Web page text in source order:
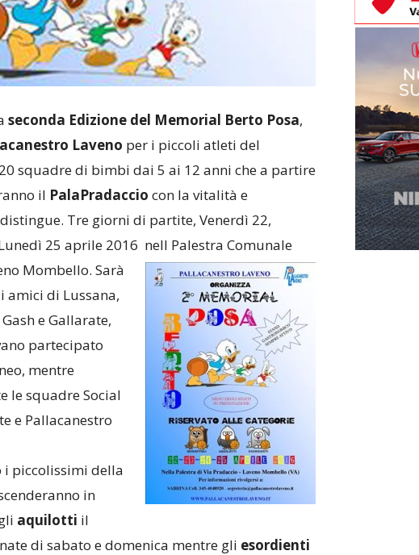
seconda Edizione del Memorial Berto Posa,
Laveno per i piccoli atleti del
squadre di bimbi dai 5 ai 12 anni che a partire
il PalaPradaccio con la vitalità e
Tre giorni di partite, Venerdì 22,
25 aprile 2016 nell Palestra Comunale
Mombello. Sarà
amici di Lussana,
e Gallarate,
partecipato
mentre
le squadre Social
e Pallacanestro
i piccolissimi della
in
aquilotti il
di sabato e domenica mentre gli esordienti